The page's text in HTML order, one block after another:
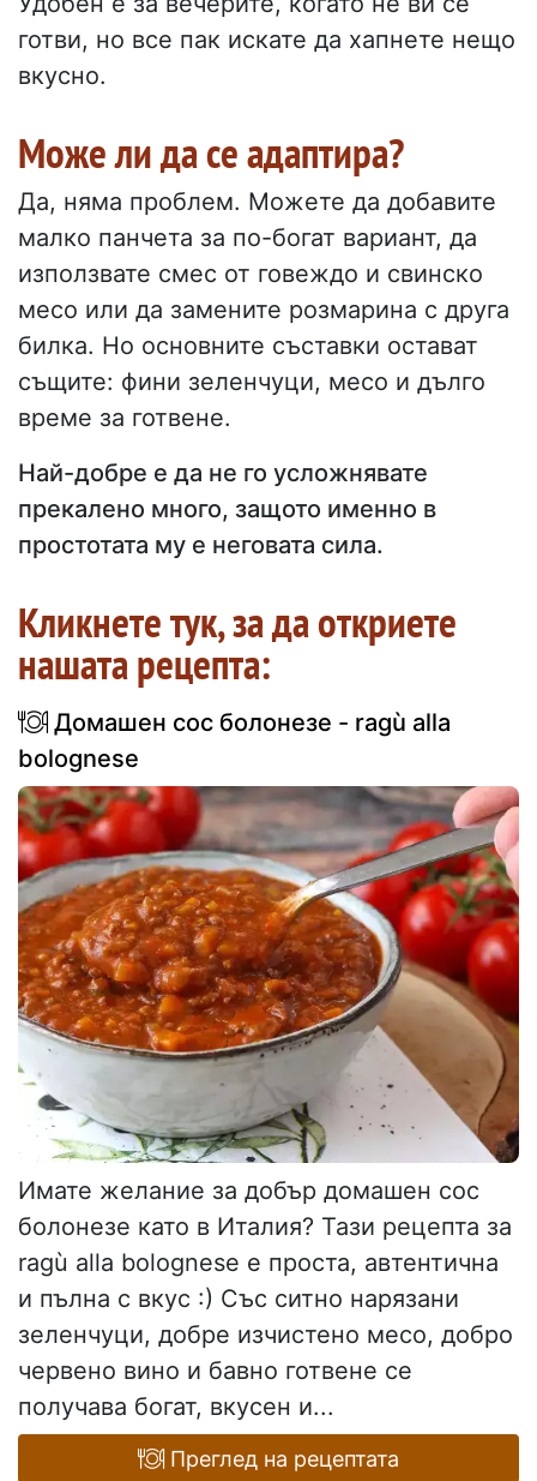
готви, но все пак искате да хапнете нещо
вкусно.
Може ли да се адаптира?
Да, няма проблем. Можете да добавите
малко панчета за по-богат вариант, да
използвате смес от говеждо и свинско
месо или да замените розмарина с друга
билка. Но основните съставки остават
същите: фини зеленчуци, месо и дълго
време за готвене.
Най-добре е да не го усложнявате
прекалено много, защото именно в
простотата му е неговата сила.
Кликнете тук, за да откриете
нашата рецепта:
Домашен сос болонезе - ragù alla
bolognese
Имате желание за добър домашен сос
болонезе като в Италия? Тази рецепта за
ragù alla bolognese е проста, автентична
и пълна с вкус :) Със ситно нарязани
зеленчуци, добре изчистено месо, добро
червено вино и бавно готвене се
получава богат, вкусен и...
Преглед на рецептата